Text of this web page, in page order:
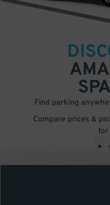
Find parking
Compare prices &
for
•